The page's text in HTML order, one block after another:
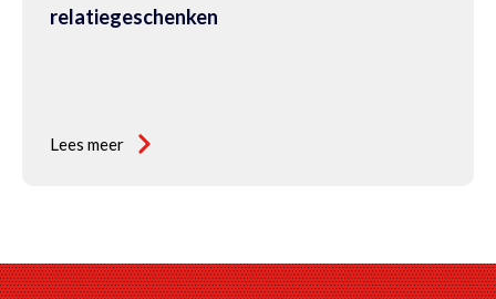
relatiegeschenken
Lees meer